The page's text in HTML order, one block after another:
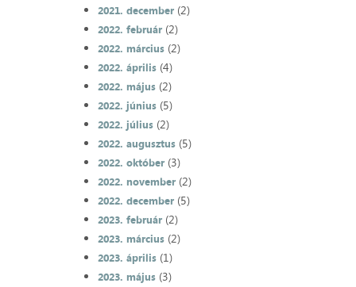
2021. december(2)
2022. február(2)
2022. március(2)
2022. április(4)
2022. május(2)
2022. június(5)
2022. július(2)
2022. augusztus(5)
2022. október(3)
2022. november(2)
2022. december(5)
2023. február(2)
2023. március(2)
2023. április(1)
2023. május(3)